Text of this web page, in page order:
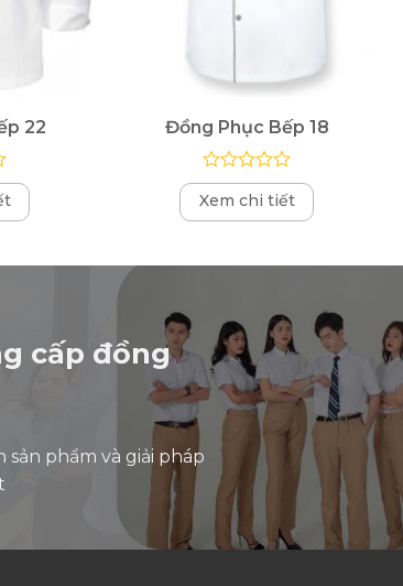
22 Đồng Phục Bếp 18
Được
xếp
hạng
Xem chi tiết
cấp đồng
sản phẩm và giải pháp